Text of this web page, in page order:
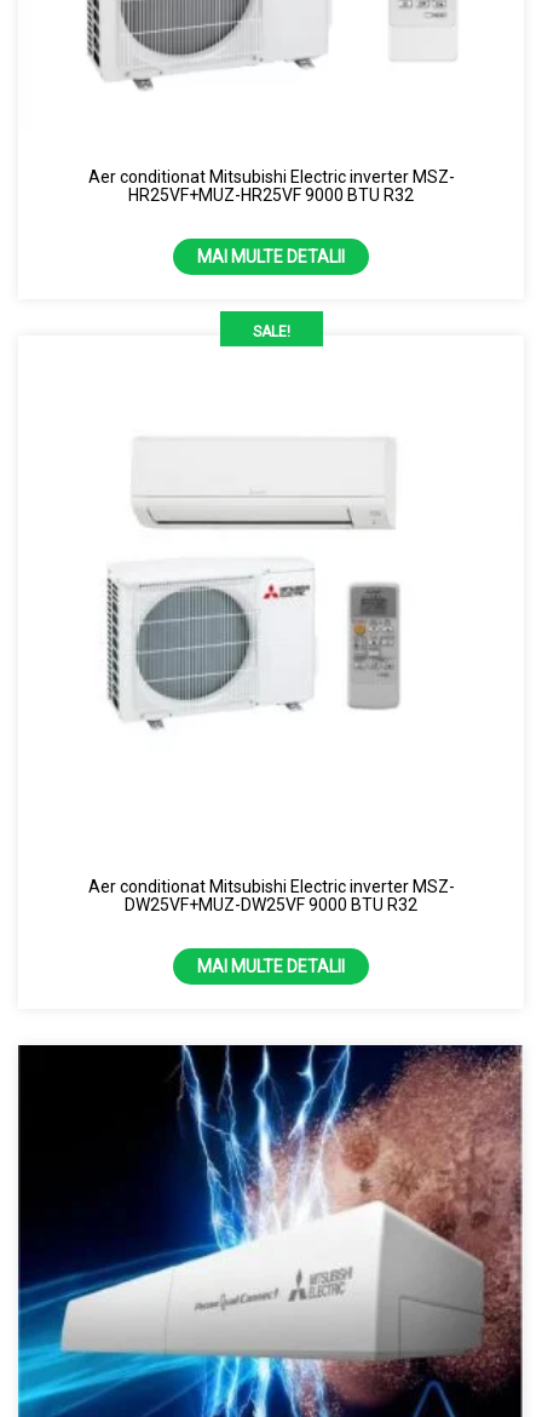
Aer conditionat Mitsubishi Electric inverter MSZ-
HR25VF+MUZ-HR25VF 9000 BTU R32
MAI MULTE DETALII
SALE!
Aer conditionat Mitsubishi Electric inverter MSZ-
DW25VF+MUZ-DW25VF 9000 BTU R32
MAI MULTE DETALII